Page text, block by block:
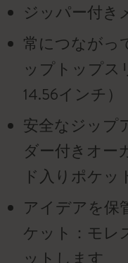
ジッパー付き
常につながっ
ップトップス
14.56インチ）
安全なジップ
ダー付きオー
ド入りポケッ
アイデアを保
ケット：モレ
ットします